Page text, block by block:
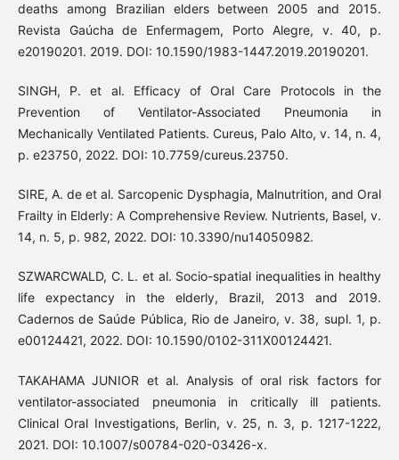
deaths among Brazilian elders between 2005 and 2015.
Revista Gaúcha de Enfermagem, Porto Alegre, v. 40, p.
e20190201. 2019. DOI: 10.1590/1983-1447.2019.20190201.
SINGH, P. et al. Efficacy of Oral Care Protocols in the
Prevention of Ventilator-Associated Pneumonia in
Mechanically Ventilated Patients. Cureus, Palo Alto, v. 14, n. 4,
p. e23750, 2022. DOI: 10.7759/cureus.23750.
SIRE, A. de et al. Sarcopenic Dysphagia, Malnutrition, and Oral
Frailty in Elderly: A Comprehensive Review. Nutrients, Basel, v.
14, n. 5, p. 982, 2022. DOI: 10.3390/nu14050982.
SZWARCWALD, C. L. et al. Socio-spatial inequalities in healthy
life expectancy in the elderly, Brazil, 2013 and 2019.
Cadernos de Saúde Pública, Rio de Janeiro, v. 38, supl. 1, p.
e00124421, 2022. DOI: 10.1590/0102-311X00124421.
TAKAHAMA JUNIOR et al. Analysis of oral risk factors for
ventilator-associated pneumonia in critically ill patients.
Clinical Oral Investigations, Berlin, v. 25, n. 3, p. 1217-1222,
2021. DOI: 10.1007/s00784-020-03426-x.